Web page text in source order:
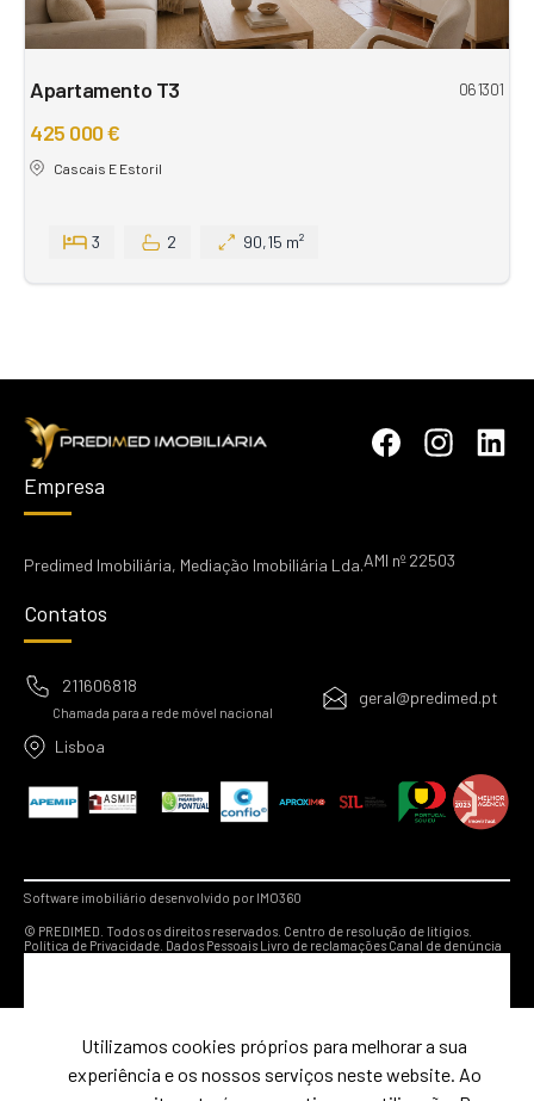
Apartamento T3 061301
425 000 €
Cascais E Estoril
3 2 90,15 m²
Empresa
Predimed Imobiliária, Mediação Imobiliária Lda.AMI nº 22503
Contatos
211606818
Chamada para a rede móvel nacional
geral@predimed.pt
Lisboa
Software imobiliário desenvolvido por IMO360
© PREDIMED. Todos os direitos reservados. Centro de resolução de litígios.
Política de Privacidade. Dados PessoaisLivro de reclamações Canal de denúncia
Utilizamos cookies próprios para melhorar a sua
experiência e os nossos serviços neste website. Ao